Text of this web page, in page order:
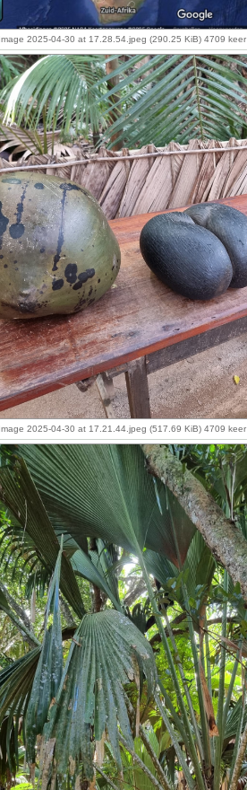
2025-04-30 at 17.28.54.jpeg (290.25 KiB) 4709
2025-04-30 at 17.21.44.jpeg (517.69 KiB) 4709